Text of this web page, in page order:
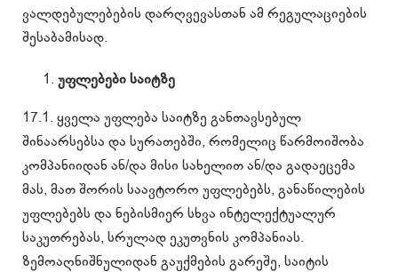
ვალდებულებების დარღვევასთან ამ რეგულაციების
შესაბამისად.
უფლებები საიტზე
17.1. ყველა უფლება საიტზე განთავსებულ
შინაარსებსა და სურათებში, რომელიც წარმოიშობა
კომპანიიდან ან/და მისი სახელით ან/და გადაეცემა
მას, მათ შორის საავტორო უფლებებს, განაწილების
უფლებებს და ნებისმიერ სხვა ინტელექტუალურ
საკუთრებას, სრულად ეკუთვნის კომპანიას.
ზემოაღნიშნულიდან გაუქმების გარეშე, საიტის